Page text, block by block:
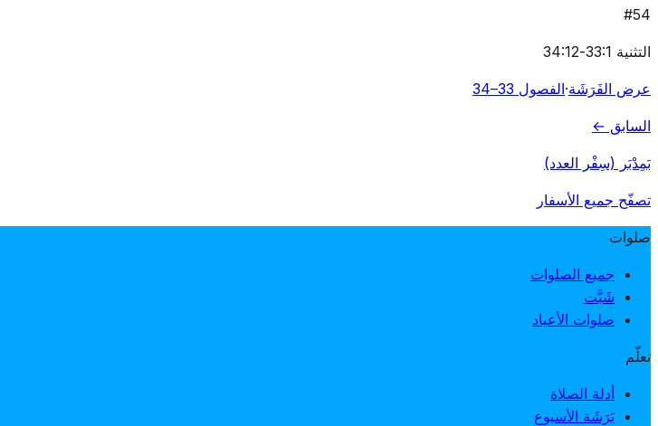
#54
التثنية 33:1-34:12
عرض الفَرَشَة·الفصول 33–34
السابق ←
بَمِدْبَر (سِفْر العدد)
تصفّح جميع الأسفار
صلوات
جميع الصلوات
شَبَّت
صلوات الأعياد
تعلّم
أدلة الصلاة
بَرَشَة الأسبوع